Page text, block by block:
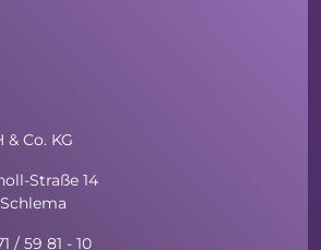
Co. KG
Straße 14
/ 59 81 - 10